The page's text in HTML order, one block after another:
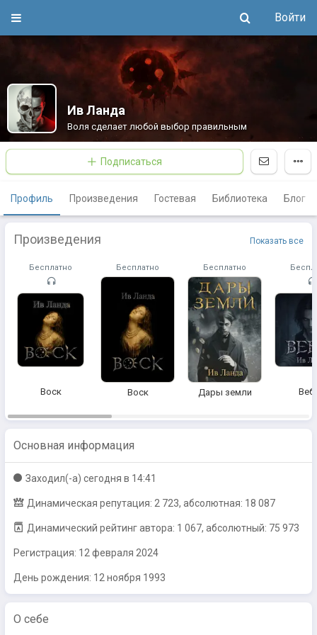
Войти
Ив Ланда
Воля сделает любой выбор правильным
Подписаться
Профиль Произведения Гостевая Библиотека Блог
Произведения Показать все
Бесплатно
Воск
Бесплатно
Воск
Бесплатно
Дары земли
Основная информация
Заходил(-a) сегодня в 14:41
Динамическая репутация: 2 723, абсолютная: 18 087
Динамический рейтинг автора: 1 067, абсолютный: 75 973
Регистрация: 12 февраля 2024
День рождения: 12 ноября 1993
О себе